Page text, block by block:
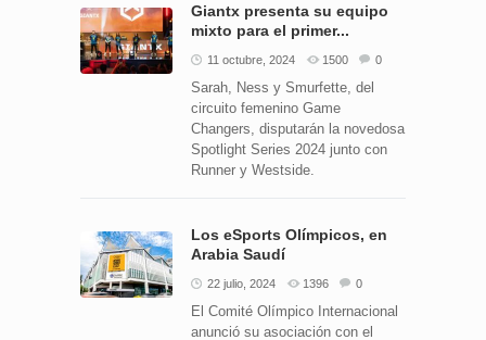
Giantx presenta su equipo
mixto para el primer...
11 octubre, 2024 1500 0
Sarah, Ness y Smurfette, del
circuito femenino Game
Changers, disputarán la novedosa
Spotlight Series 2024 junto con
Runner y Westside.
Los eSports Olímpicos, en
Arabia Saudí
22 julio, 2024 1396 0
El Comité Olímpico Internacional
anunció su asociación con el